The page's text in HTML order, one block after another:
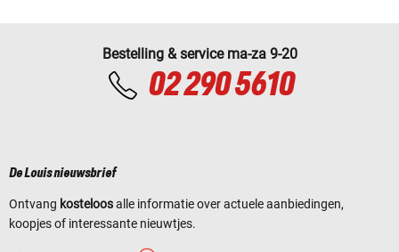
Bestelling & service ma-za 9-20
02 290 5610
De Louis nieuwsbrief
Ontvang kosteloosalle informatie over actuele aanbiedingen,
koopjes of interessante nieuwtjes.